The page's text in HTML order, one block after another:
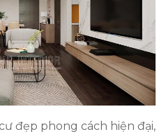
đẹp phong cách hiện đại,